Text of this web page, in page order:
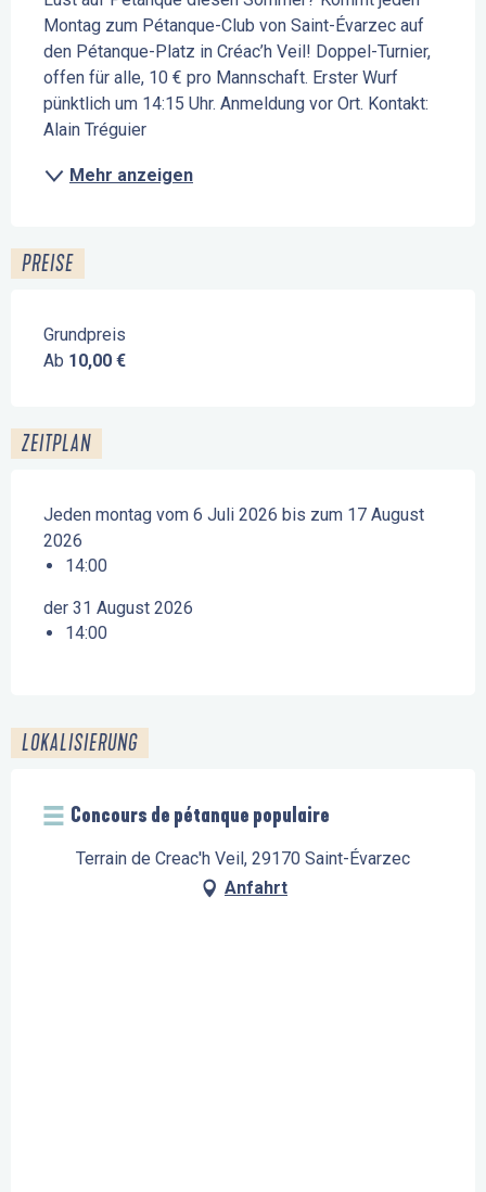
Montag zum Pétanque-Club von Saint-Évarzec auf
den Pétanque-Platz in Créac’h Veil! Doppel-Turnier,
offen für alle, 10 € pro Mannschaft. Erster Wurf
pünktlich um 14:15 Uhr. Anmeldung vor Ort. Kontakt:
Alain Tréguier
Mehr anzeigen
PREISE
Grundpreis
Ab 10,00 €
ZEITPLAN
Jeden montag vom 6 Juli 2026 bis zum 17 August
2026
14:00
der 31 August 2026
14:00
LOKALISIERUNG
Concours de pétanque populaire
Terrain de Creac'h Veil, 29170 Saint-Évarzec
Anfahrt